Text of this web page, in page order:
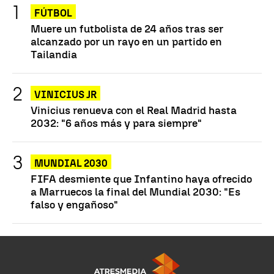
FÚTBOL
Muere un futbolista de 24 años tras ser
alcanzado por un rayo en un partido en
Tailandia
VINICIUS JR
Vinicius renueva con el Real Madrid hasta
2032: "6 años más y para siempre"
MUNDIAL 2030
FIFA desmiente que Infantino haya ofrecido
a Marruecos la final del Mundial 2030: "Es
falso y engañoso"